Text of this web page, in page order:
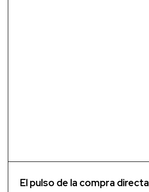
El pulso de la compra directa